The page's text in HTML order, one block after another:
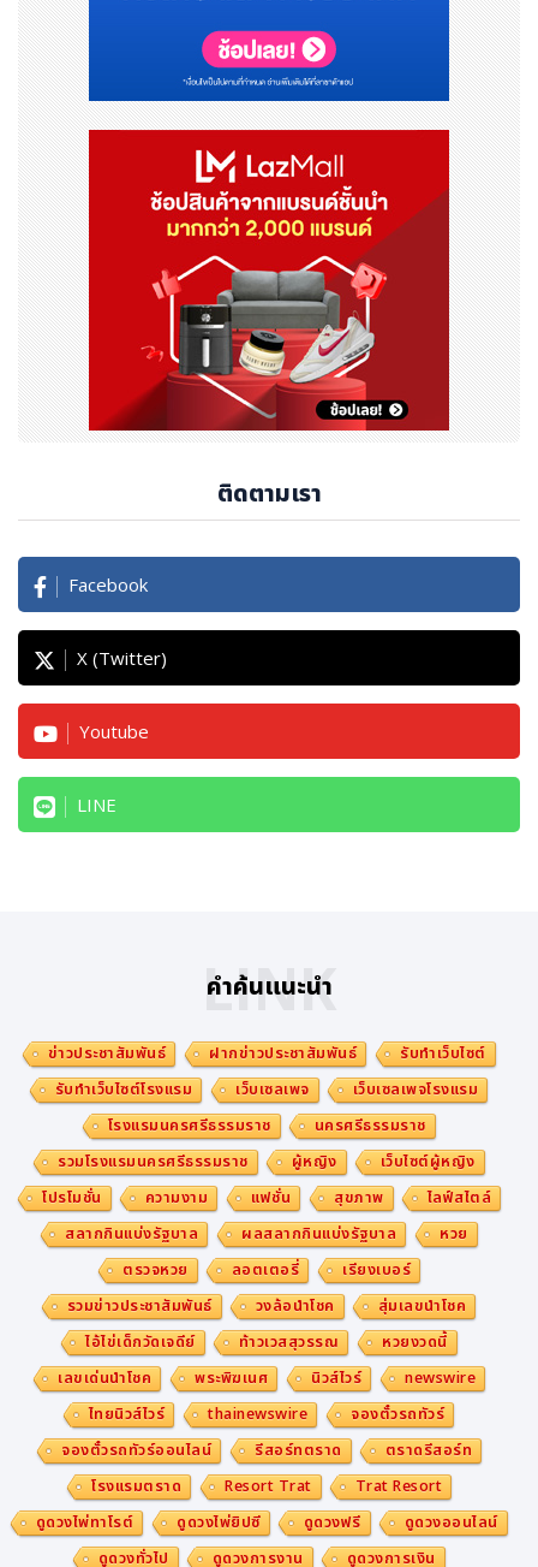
ติดตามเรา
Facebook
X (Twitter)
Youtube
LINE
คำค้นแนะนำ
LINK
ข่าวประชาสัมพันธ์ ฝากข่าวประชาสัมพันธ์
รับทำเว็บไซต์
รับทำเว็บไซต์โรงแรม
เว็บเซลเพจ
เว็บเซลเพจโรงแรม
โรงแรมนครศรีธรรมราช
นครศรีธรรมราช
รวมโรงแรมนครศรีธรรมราช
ผู้หญิง
เว็บไซต์ผู้หญิง
โปรโมชั่น
ความงาม แฟชั่น สุขภาพ
ไลฟ์สไตล์
สลากกินแบ่งรัฐบาล
ผลสลากกินแบ่งรัฐบาล
หวย
ตรวจหวย
ลอตเตอรี่
เรียงเบอร์
รวมข่าวประชาสัมพันธ์
วงล้อนำโชค
สุ่มเลขนำโชค
ไอ้ไข่เด็กวัดเจดีย์
ท้าวเวสสุวรรณ
หวยงวดนี้
เลขเด่นนำโชค
พระพิฆเนศ นิวส์ไวร์
newswire
ไทยนิวส์ไวร์
thainewswire
จองตั๋วรถทัวร์
จองตั๋วรถทัวร์ออนไลน์
รีสอร์ทตราด
ตราดรีสอร์ท
โรงแรมตราด
Resort Trat
Trat Resort
ดูดวงไพ่ทาโรต์
ดูดวงไพ่ยิปซี ดูดวงฟรี
ดูดวงออนไลน์
ดูดวงทั่วไป
ดูดวงการงาน ดูดวงการเงิน